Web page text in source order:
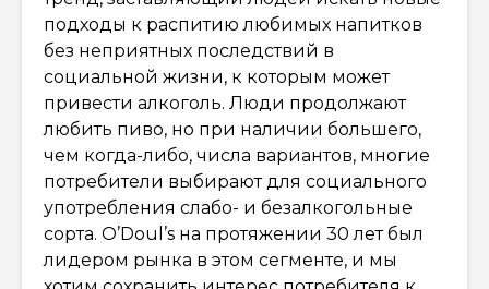
подходы к распитию любимых напитков
без неприятных последствий в
социальной жизни, к которым может
привести алкоголь. Люди продолжают
любить пиво, но при наличии большего,
чем когда-либо, числа вариантов, многие
потребители выбирают для социального
употребления слабо- и безалкогольные
сорта. O’Doul’s на протяжении 30 лет был
лидером рынка в этом сегменте, и мы